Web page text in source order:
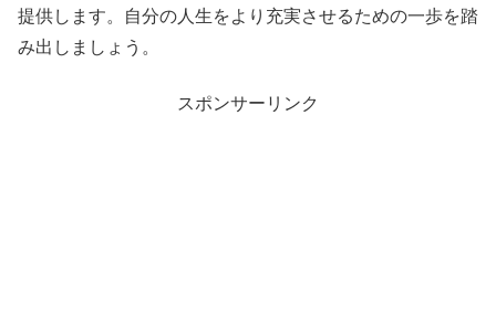
提供します。自分の人生をより充実させるための一歩を踏
み出しましょう。
スポンサーリンク